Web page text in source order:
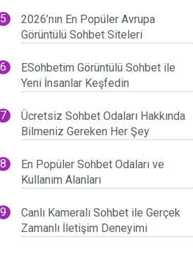
2026’nın En Popüler Avrupa
Görüntülü Sohbet Siteleri
ESohbetim Görüntülü Sohbet ile
Yeni İnsanlar Keşfedin
Ücretsiz Sohbet Odaları Hakkında
Bilmeniz Gereken Her Şey
En Popüler Sohbet Odaları ve
Kullanım Alanları
Canlı Kameralı Sohbet ile Gerçek
Zamanlı İletişim Deneyimi